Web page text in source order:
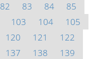
82 83 84
85
103 104
105
120 121
122
137 138
139